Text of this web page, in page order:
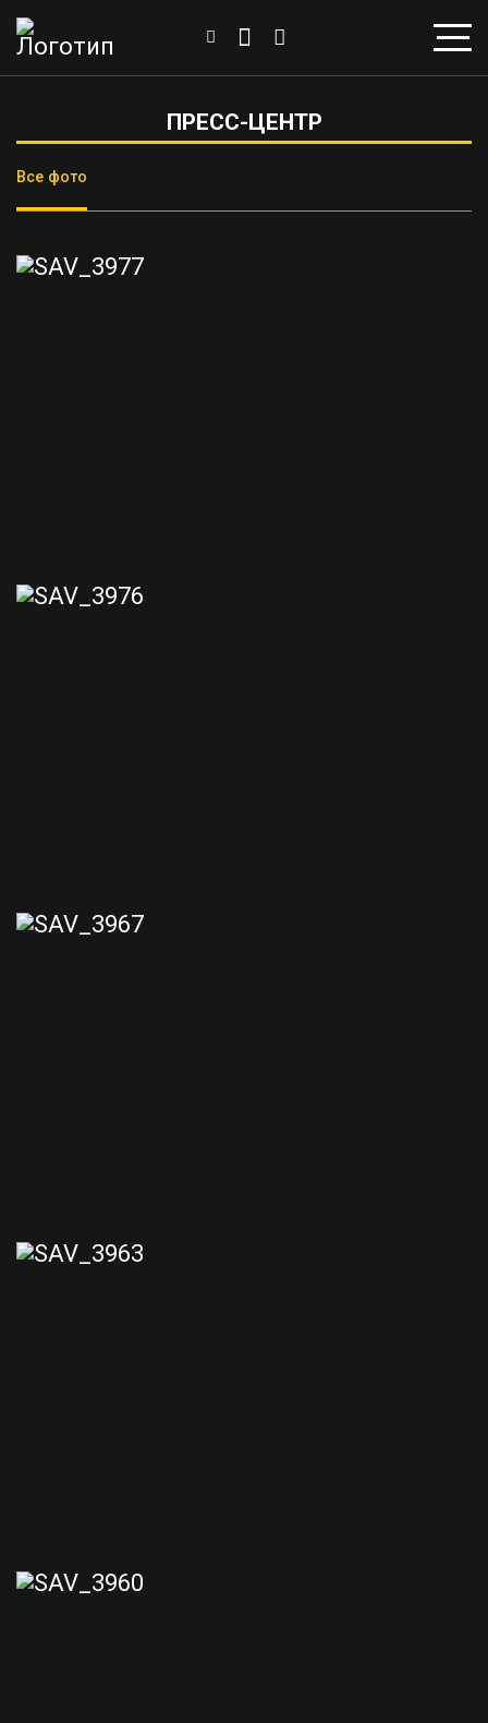
ПРЕСС-ЦЕНТР
Все фото